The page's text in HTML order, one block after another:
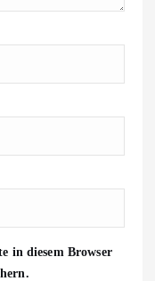
in diesem Browser